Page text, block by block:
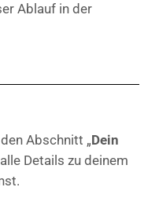
Ablauf in der
Abschnitt „Dein
Details zu deinem